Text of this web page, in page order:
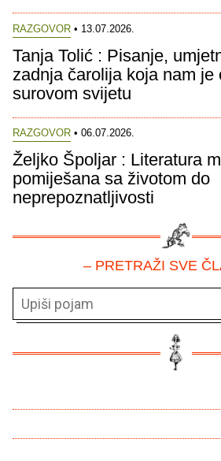
RAZGOVOR • 13.07.2026.
Tanja Tolić : Pisanje,
zadnja čarolija koja nam je
surovom svijetu
RAZGOVOR • 06.07.2026.
Željko Špoljar : Literatura
pomiješana sa životom do
neprepoznatljivosti
– PRETRAŽI SVE